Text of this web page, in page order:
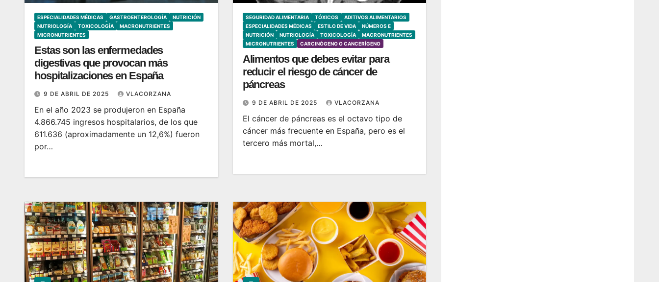
ESPECIALIDADES MÉDICAS GASTROENTEROLOGÍA
NUTRICIÓN
NUTRIOLOGÍA
TOXICOLOGÍA
MACRONUTRIENTES
MICRONUTRIENTES
Estas son las enfermedades
digestivas que provocan más
hospitalizaciones en España
9 DE ABRIL DE 2025 VLACORZANA
En el año 2023 se produjeron en España
4.866.745 ingresos hospitalarios, de los que
611.636 (aproximadamente un 12,6%) fueron
por…
SEGURIDAD ALIMENTARIA TÓXICOS
ADITIVOS ALIMENTARIOS
ESPECIALIDADES MÉDICAS
ESTILO DE VIDA
NÚMEROS E
NUTRICIÓN
NUTRIOLOGÍA TOXICOLOGÍA
MACRONUTRIENTES
MICRONUTRIENTES
CARCINÓGENO O CANCERÍGENO
Alimentos que debes evitar para
reducir el riesgo de cáncer de
páncreas
9 DE ABRIL DE 2025 VLACORZANA
El cáncer de páncreas es el octavo tipo de
cáncer más frecuente en España, pero es el
tercero más mortal,…